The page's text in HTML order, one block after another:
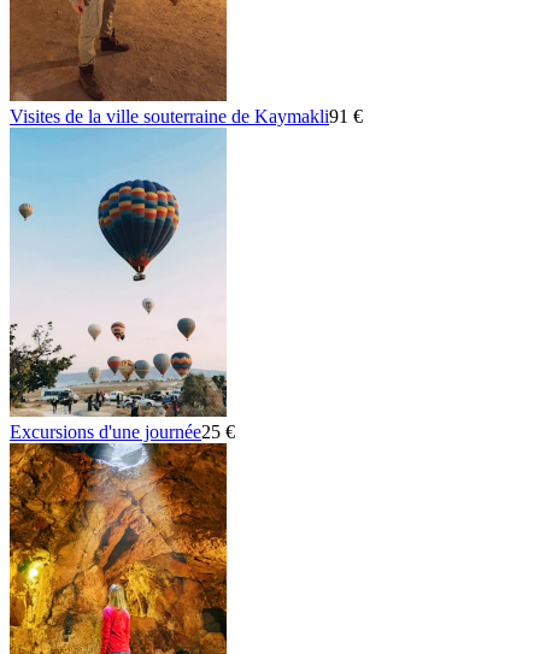
Visites de la ville souterraine de Kaymakli91 €
Excursions d'une journée25 €